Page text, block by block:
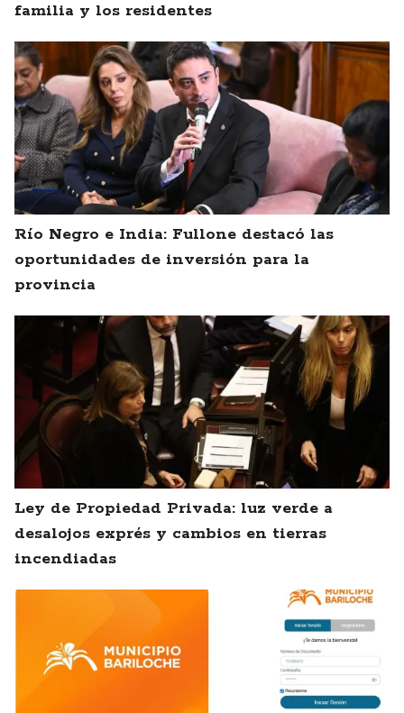
familia y los residentes
Río Negro e India: Fullone destacó las
oportunidades de inversión para la
provincia
Ley de Propiedad Privada: luz verde a
desalojos exprés y cambios en tierras
incendiadas